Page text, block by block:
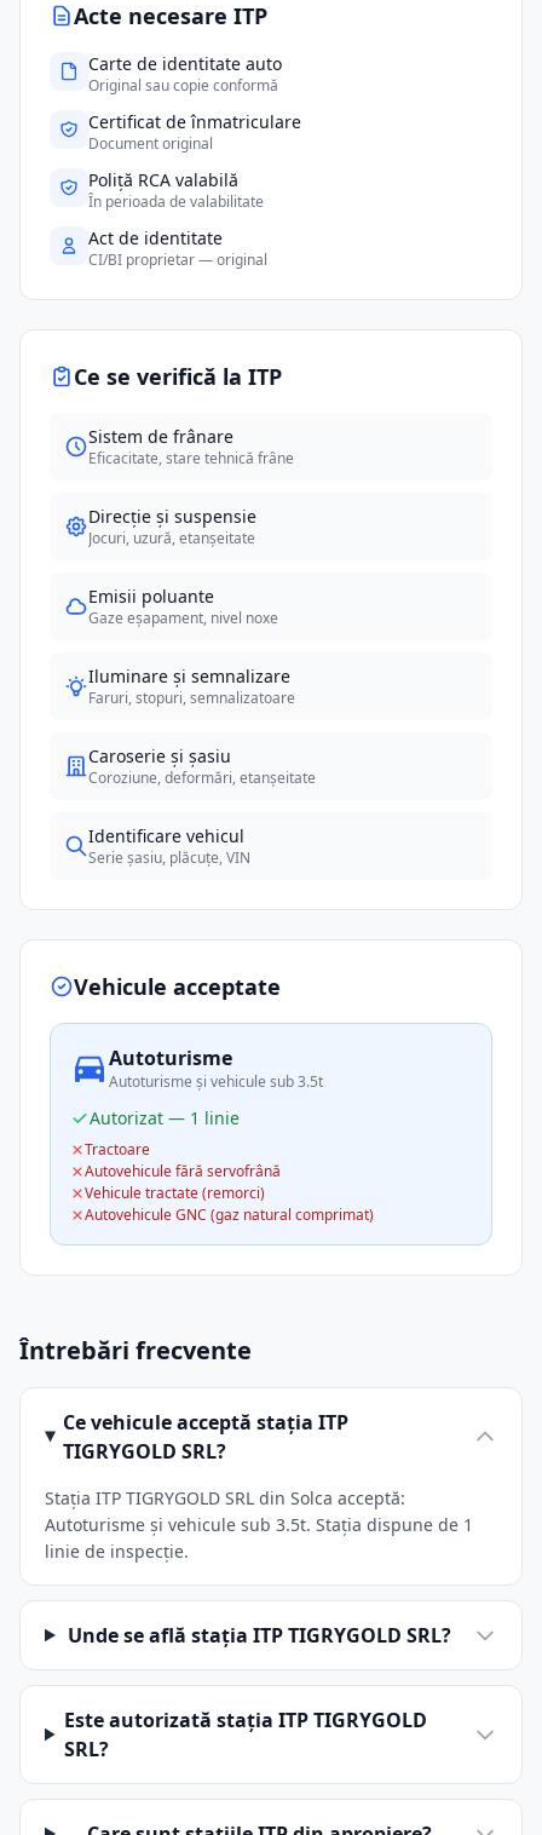
Acte necesare ITP
Carte de identitate auto
Original sau copie conformă
Certificat de înmatriculare
Document original
Poliță RCA valabilă
În perioada de valabilitate
Act de identitate
CI/BI proprietar — original
Ce se verifică la ITP
Sistem de frânare
Eficacitate, stare tehnică frâne
Direcție și suspensie
Jocuri, uzură, etanșeitate
Emisii poluante
Gaze eșapament, nivel noxe
Iluminare și semnalizare
Faruri, stopuri, semnalizatoare
Caroserie și șasiu
Coroziune, deformări, etanșeitate
Identificare vehicul
Serie șasiu, plăcuțe, VIN
Vehicule acceptate
Autoturisme
Autoturisme și vehicule sub 3.5t
Autorizat — 1 linie
Tractoare
Autovehicule fără servofrână
Vehicule tractate (remorci)
Autovehicule GNC (gaz natural comprimat)
Întrebări frecvente
Ce vehicule acceptă stația ITP
TIGRYGOLD SRL?
Stația ITP TIGRYGOLD SRL din Solca acceptă:
Autoturisme și vehicule sub 3.5t. Stația dispune de 1
linie de inspecție.
Unde se află stația ITP TIGRYGOLD SRL?
Este autorizată stația ITP TIGRYGOLD
SRL?